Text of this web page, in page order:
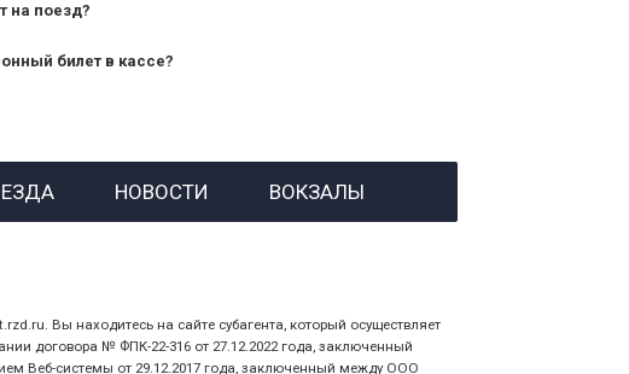
на поезд?
билет в кассе?
значный номер заказа;
НОВОСТИ ВОКЗАЛЫ
Вы находитесь на сайте субагента, который осуществляет
договора № ФПК-22-316 от 27.12.2022 года, заключенный
Веб-системы от 29.12.2017 года, заключенный между ООО